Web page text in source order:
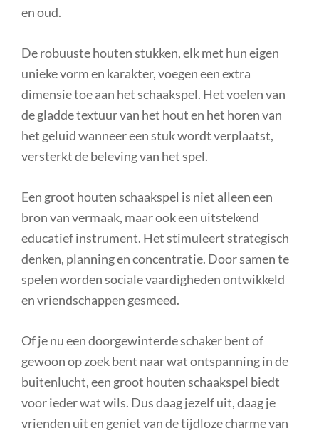
en oud.
De robuuste houten stukken, elk met hun eigen
unieke vorm en karakter, voegen een extra
dimensie toe aan het schaakspel. Het voelen van
de gladde textuur van het hout en het horen van
het geluid wanneer een stuk wordt verplaatst,
versterkt de beleving van het spel.
Een groot houten schaakspel is niet alleen een
bron van vermaak, maar ook een uitstekend
educatief instrument. Het stimuleert strategisch
denken, planning en concentratie. Door samen te
spelen worden sociale vaardigheden ontwikkeld
en vriendschappen gesmeed.
Of je nu een doorgewinterde schaker bent of
gewoon op zoek bent naar wat ontspanning in de
buitenlucht, een groot houten schaakspel biedt
voor ieder wat wils. Dus daag jezelf uit, daag je
vrienden uit en geniet van de tijdloze charme van